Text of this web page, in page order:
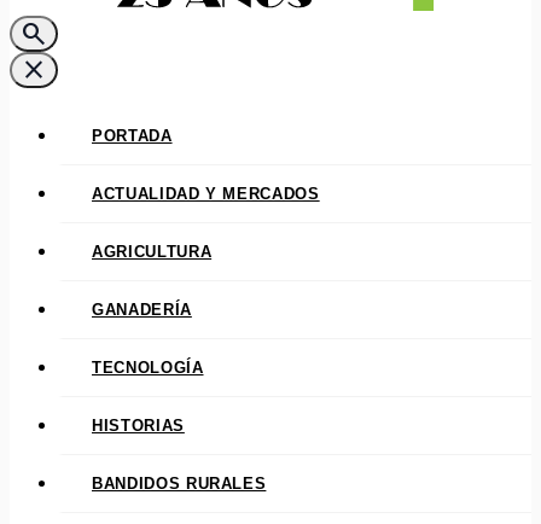
search
close
PORTADA
ACTUALIDAD Y MERCADOS
AGRICULTURA
GANADERÍA
TECNOLOGÍA
HISTORIAS
BANDIDOS RURALES